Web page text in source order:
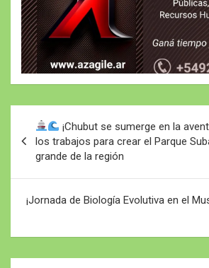
Navegación
de
entradas
¡Chubut se sumerge en la
los trabajos para crear el Parque
grande de la región
¡Jornada de Biología Evolutiva en el